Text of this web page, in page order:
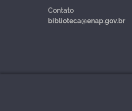
Contato
biblioteca@enap.gov.br